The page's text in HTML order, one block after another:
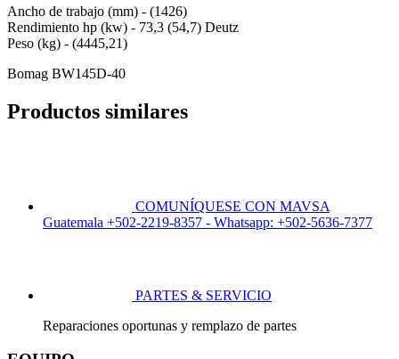
Ancho de trabajo (mm) - (1426)
Rendimiento hp (kw) - 73,3 (54,7) Deutz
Peso (kg) - (4445,21)
Bomag BW145D-40
Productos similares
COMUNÍQUESE CON MAVSA
Guatemala +502-2219-8357 - Whatsapp: +502-5636-7377
PARTES & SERVICIO
Reparaciones oportunas y remplazo de partes